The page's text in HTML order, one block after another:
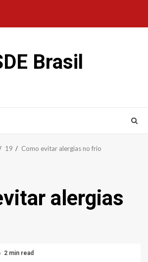
Brasil
19 Como evitar alergias no frio
alergias
2 min read